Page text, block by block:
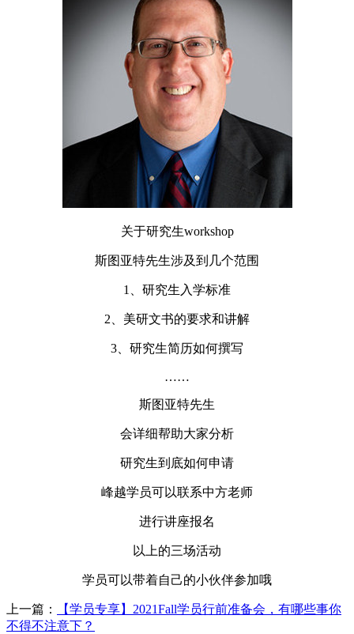
关于研究生workshop
斯图亚特先生涉及到几个范围
1、研究生入学标准
2、美研文书的要求和讲解
3、研究生简历如何撰写
……
斯图亚特先生
会详细帮助大家分析
研究生到底如何申请
峰越学员可以联系中方老师
进行讲座报名
以上的三场活动
学员可以带着自己的小伙伴参加哦
上一篇：
【学员专享】2021Fall学员行前准备会，有哪些事你
不得不注意下？